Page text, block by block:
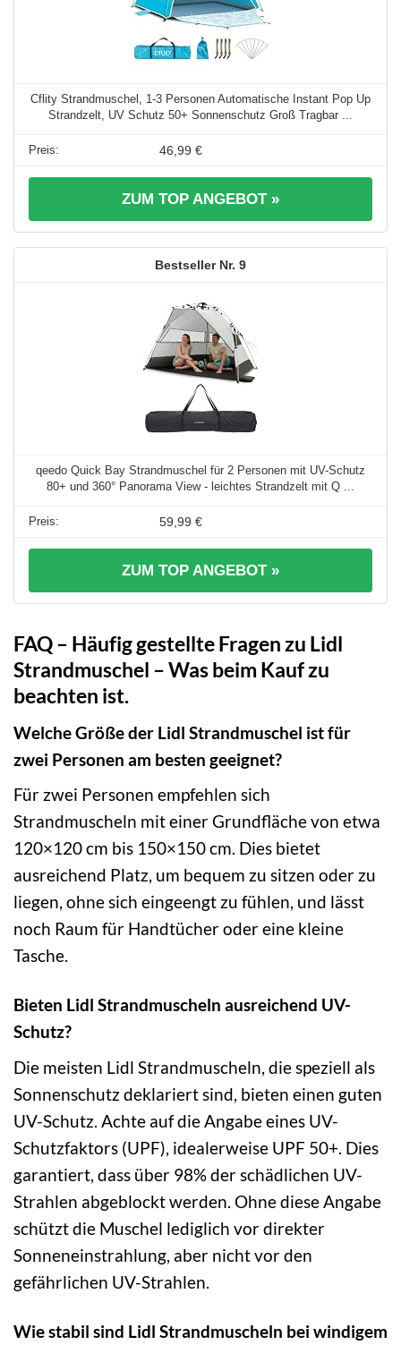
Cflity Strandmuschel, 1-3 Personen Automatische Instant Pop Up
Strandzelt, UV Schutz 50+ Sonnenschutz Groß Tragbar ...
46,99 €
ZUM TOP ANGEBOT »
9
qeedo Quick Bay Strandmuschel für 2 Personen mit UV-Schutz
80+ und 360° Panorama View - leichtes Strandzelt mit Q ...
59,99 €
ZUM TOP ANGEBOT »
FAQ – Häufig gestellte Fragen zu Lidl
Strandmuschel – Was beim Kauf zu
beachten ist.
Welche Größe der Lidl Strandmuschel ist für
zwei Personen am besten geeignet?
Für zwei Personen empfehlen sich
Strandmuscheln mit einer Grundfläche von etwa
120×120 cm bis 150×150 cm. Dies bietet
ausreichend Platz, um bequem zu sitzen oder zu
liegen, ohne sich eingeengt zu fühlen, und lässt
noch Raum für Handtücher oder eine kleine
Tasche.
Bieten Lidl Strandmuscheln ausreichend UV-
Schutz?
Die meisten Lidl Strandmuscheln, die speziell als
Sonnenschutz deklariert sind, bieten einen guten
UV-Schutz. Achte auf die Angabe eines UV-
Schutzfaktors (UPF), idealerweise UPF 50+. Dies
garantiert, dass über 98% der schädlichen UV-
Strahlen abgeblockt werden. Ohne diese Angabe
schützt die Muschel lediglich vor direkter
Sonneneinstrahlung, aber nicht vor den
gefährlichen UV-Strahlen.
Wie stabil sind Lidl Strandmuscheln bei windigem